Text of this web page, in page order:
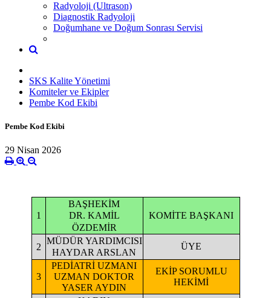
Radyoloji (Ultrason)
Diagnostik Radyoloji
Doğumhane ve Doğum Sonrası Servisi
SKS Kalite Yönetimi
Komiteler ve Ekipler
Pembe Kod Ekibi
Pembe Kod Ekibi
29 Nisan 2026
1
BAŞHEKİM
DR. KAMİL
ÖZDEMİR
KOMİTE BAŞKANI
2
MÜDÜR YARDIMCISI
HAYDAR ARSLAN
ÜYE
3
PEDİATRİ UZMANI
UZMAN DOKTOR
YASER AYDIN
EKİP SORUMLU
HEKİMİ